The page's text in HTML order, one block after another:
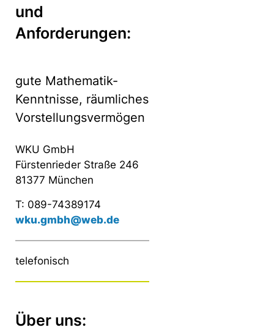
und
Anforderungen:
gute Mathematik-
Kenntnisse, räumliches
Vorstellungsvermögen
WKU GmbH
Fürstenrieder Straße 246
81377 München
T: 089-74389174
wku.gmbh@web.de
telefonisch
Über uns: